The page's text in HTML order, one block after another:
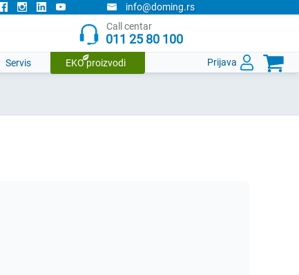
info@doming.rs
Call centar
011 25 80 100
Servis EKO proizvodi Prijava 